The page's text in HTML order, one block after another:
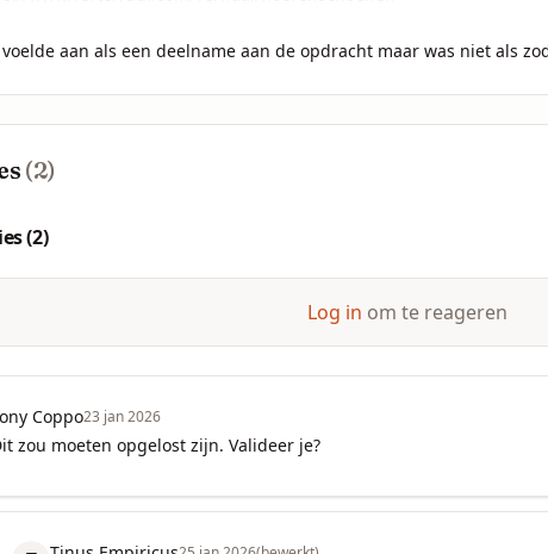
voelde aan als een deelname aan de opdracht maar was niet als
(2)
(2)
Log in om te reageren
Coppo23 jan 2026
zou moeten opgelost zijn. Valideer je?